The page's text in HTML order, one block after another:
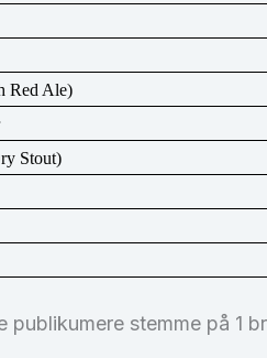
Red Ale)
Stout)
stemme på 1